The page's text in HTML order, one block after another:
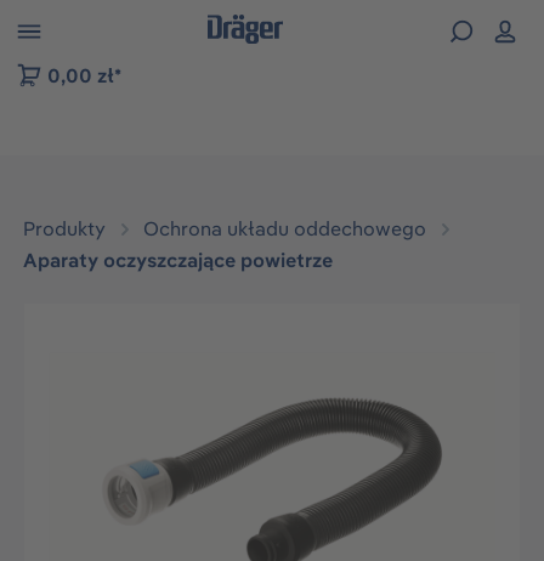
do nawigacji na platformie B2B
0,00 zł*
Produkty
Ochrona układu oddechowego
Aparaty oczyszczające powietrze